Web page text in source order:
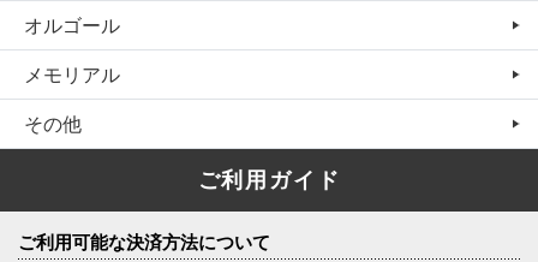
オルゴール
メモリアル
その他
ご利用ガイド
ご利用可能な決済方法について